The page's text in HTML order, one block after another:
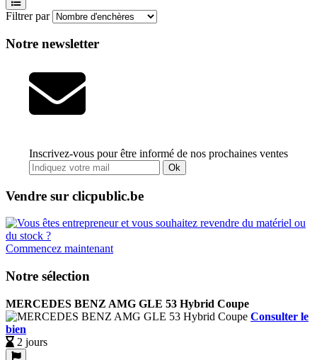
Filtrer par
Notre newsletter
Inscrivez-vous pour être informé de nos prochaines ventes
Ok
Vendre sur clicpublic.be
Commencez maintenant
Notre sélection
MERCEDES BENZ AMG GLE 53 Hybrid Coupe
Consulter le
bien
2 jours